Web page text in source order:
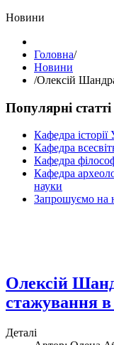
Hовини
Головна/
Hовини
/Олексій
Популярні статті
Кафедра історії
Кафедра
Кафедра
Кафедра
науки
Запрошуємо на
Олексій
стажування
Деталі